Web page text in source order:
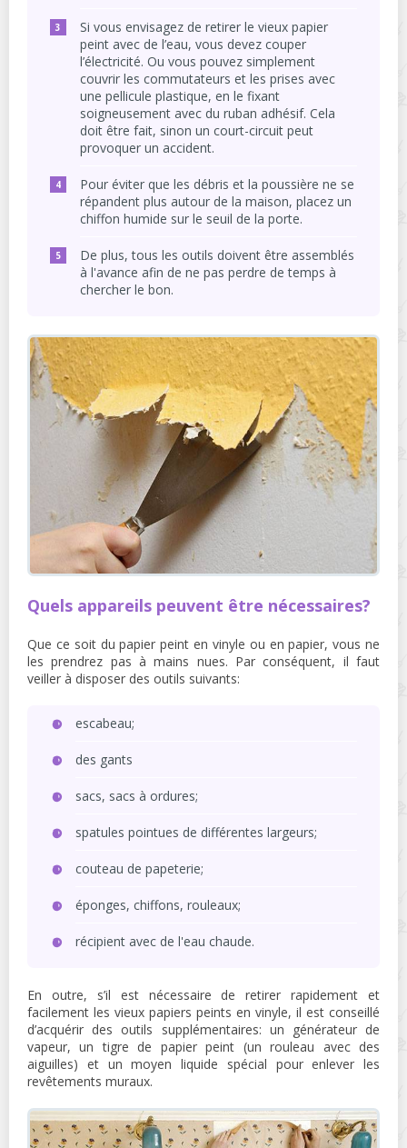
Si vous envisagez de retirer le vieux papier
peint avec de l’eau, vous devez couper
l’électricité. Ou vous pouvez simplement
couvrir les commutateurs et les prises avec
une pellicule plastique, en le fixant
soigneusement avec du ruban adhésif. Cela
doit être fait, sinon un court-circuit peut
provoquer un accident.
Pour éviter que les débris et la poussière ne se
répandent plus autour de la maison, placez un
chiffon humide sur le seuil de la porte.
De plus, tous les outils doivent être assemblés
à l'avance afin de ne pas perdre de temps à
chercher le bon.
Quels appareils peuvent être nécessaires?
Que ce soit du papier peint en vinyle ou en papier, vous ne
les prendrez pas à mains nues. Par conséquent, il faut
veiller à disposer des outils suivants:
escabeau;
des gants
sacs, sacs à ordures;
spatules pointues de différentes largeurs;
couteau de papeterie;
éponges, chiffons, rouleaux;
récipient avec de l'eau chaude.
En outre, s’il est nécessaire de retirer rapidement et
facilement les vieux papiers peints en vinyle, il est conseillé
d’acquérir des outils supplémentaires: un générateur de
vapeur, un tigre de papier peint (un rouleau avec des
aiguilles) et un moyen liquide spécial pour enlever les
revêtements muraux.